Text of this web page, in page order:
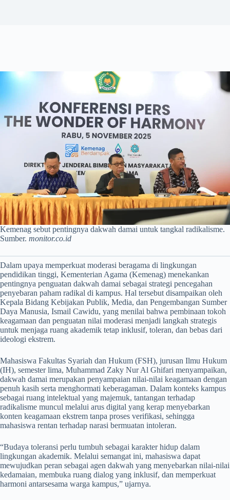
Kemenag sebut pentingnya dakwah damai untuk tangkal radikalisme.
Sumber. monitor.co.id
Dalam upaya memperkuat moderasi beragama di lingkungan
pendidikan tinggi, Kementerian Agama (Kemenag) menekankan
pentingnya penguatan dakwah damai sebagai strategi pencegahan
penyebaran paham radikal di kampus. Hal tersebut disampaikan oleh
Kepala Bidang Kebijakan Publik, Media, dan Pengembangan Sumber
Daya Manusia, Ismail Cawidu, yang menilai bahwa pembinaan tokoh
keagamaan dan penguatan nilai moderasi menjadi langkah strategis
untuk menjaga ruang akademik tetap inklusif, toleran, dan bebas dari
ideologi ekstrem.
Mahasiswa Fakultas Syariah dan Hukum (FSH), jurusan Ilmu Hukum
(IH), semester lima, Muhammad Zaky Nur Al Ghifari menyampaikan,
dakwah damai merupakan penyampaian nilai-nilai keagamaan dengan
penuh kasih serta menghormati keberagaman. Dalam konteks kampus
sebagai ruang intelektual yang majemuk, tantangan terhadap
radikalisme muncul melalui arus digital yang kerap menyebarkan
konten keagamaan ekstrem tanpa proses verifikasi, sehingga
mahasiswa rentan terhadap narasi bermuatan intoleran.
“Budaya toleransi perlu tumbuh sebagai karakter hidup dalam
lingkungan akademik. Melalui semangat ini, mahasiswa dapat
mewujudkan peran sebagai agen dakwah yang menyebarkan nilai-nilai
kedamaian, membuka ruang dialog yang inklusif, dan memperkuat
harmoni antarsesama warga kampus,” ujarnya.